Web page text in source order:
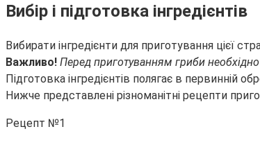
Вибір і підготовка інгредієнтів
Вибирати інгредієнти для приготування цієї
Важливо! Перед приготуванням гриби необхідно
Підготовка інгредієнтів полягає в первинній
Нижче представлені різноманітні рецепти
Рецепт №1